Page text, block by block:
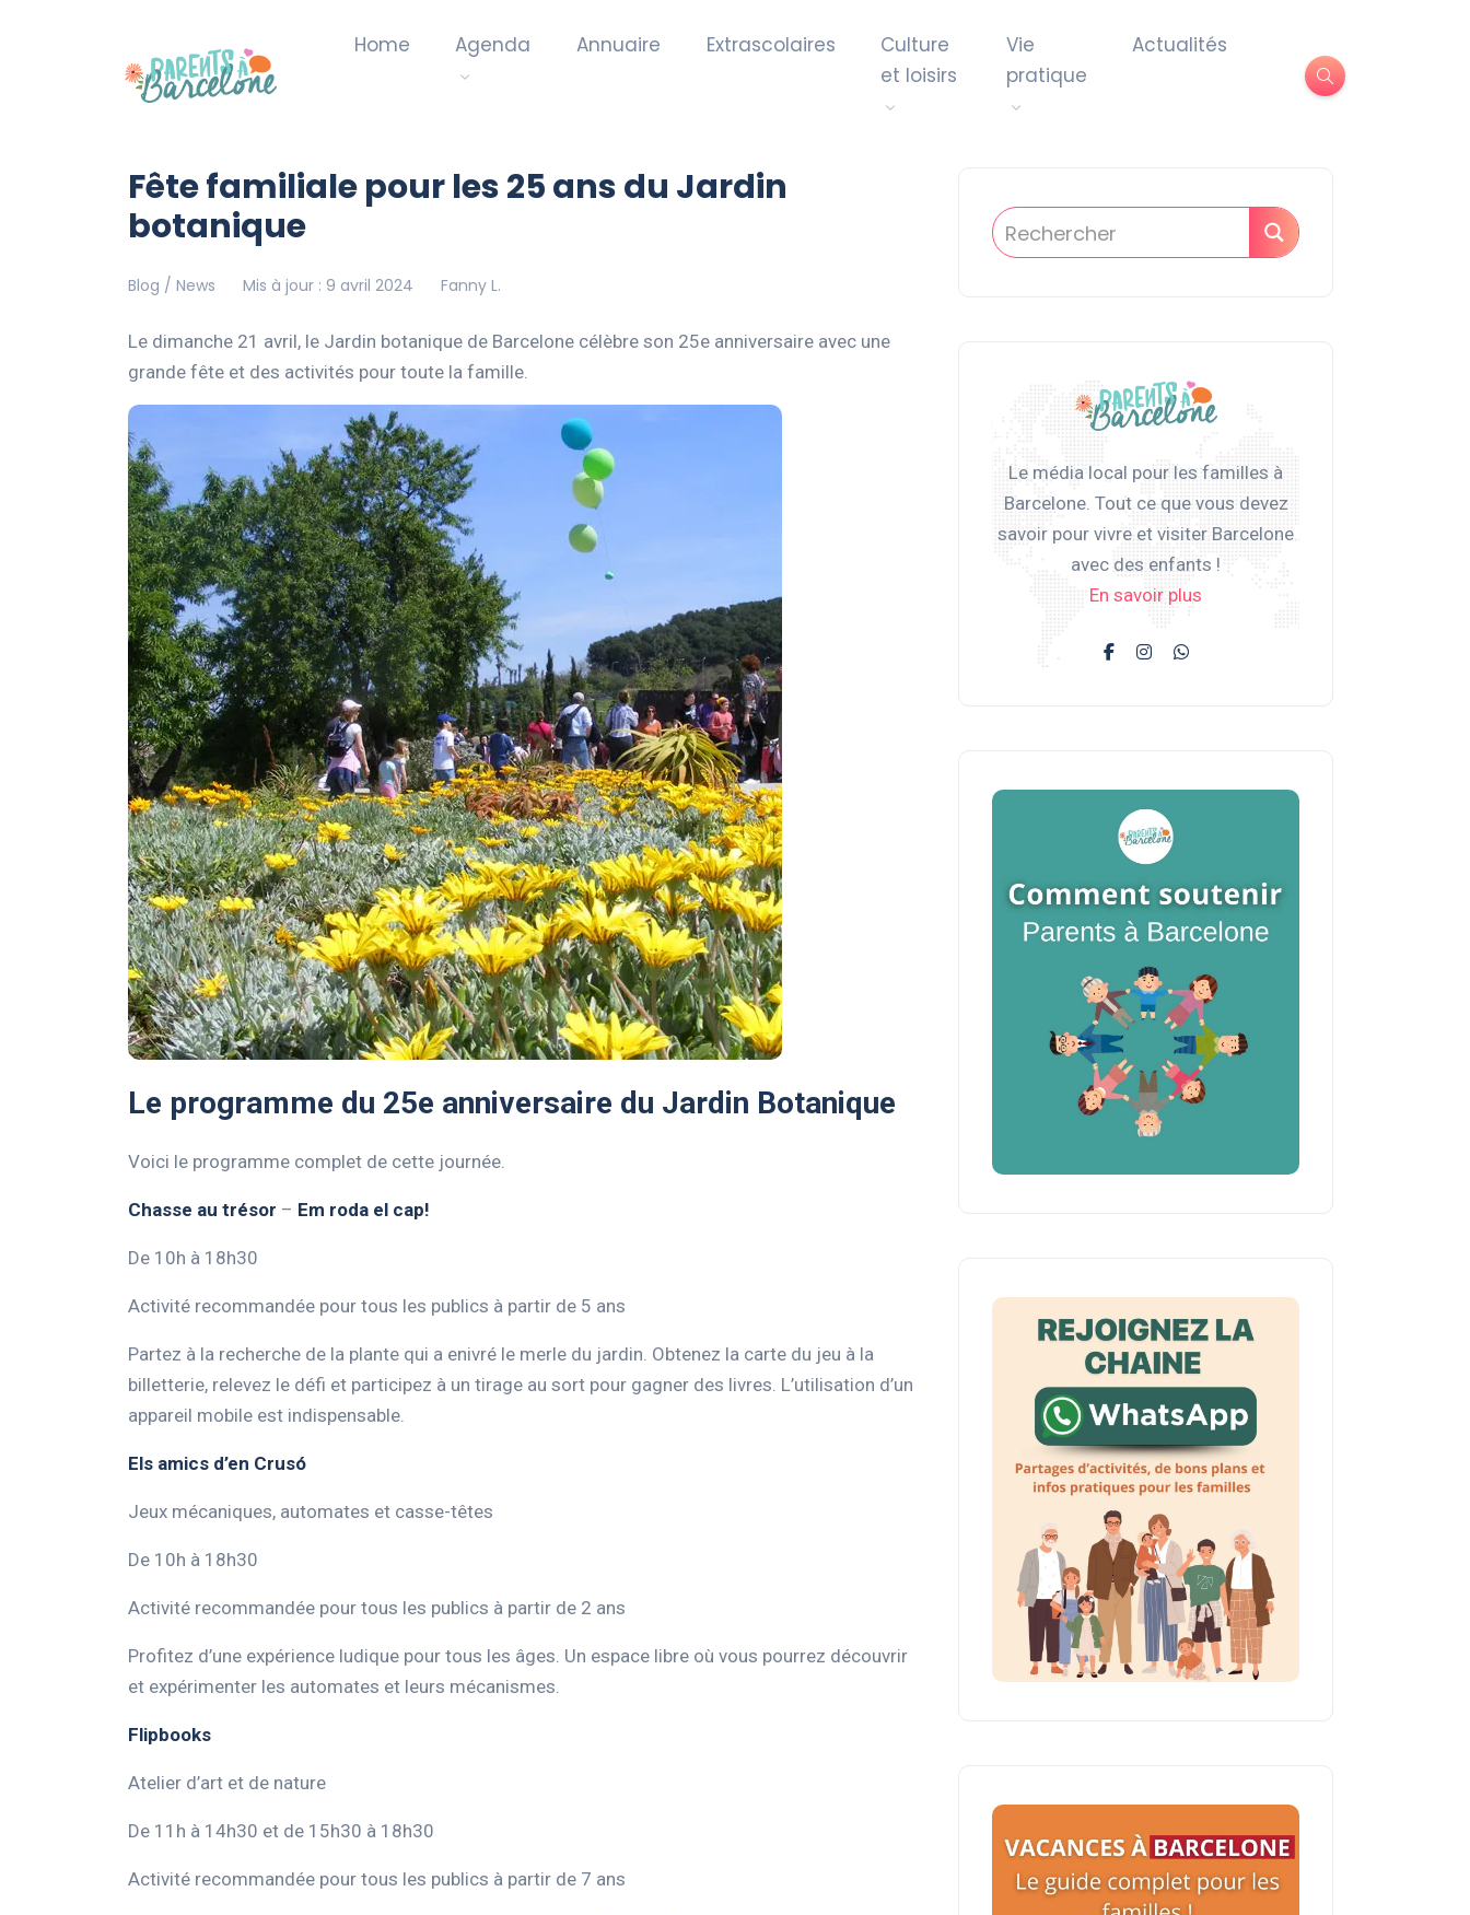
Home Agenda Annuaire Extrascolaires
Culture
et loisirs
Vie
pratique
Actualités
Fête familiale pour les 25 ans du Jardin
botanique
Blog / News Mis à jour : 9 avril 2024 Fanny L.
Le dimanche 21 avril, le Jardin botanique de Barcelone célèbre son 25e anniversaire avec une
grande fête et des activités pour toute la famille.
Le programme du 25e anniversaire du Jardin Botanique
Voici le programme complet de cette journée.
Chasse au trésor – Em roda el cap!
De 10h à 18h30
Activité recommandée pour tous les publics à partir de 5 ans
Partez à la recherche de la plante qui a enivré le merle du jardin. Obtenez la carte du jeu à la
billetterie, relevez le défi et participez à un tirage au sort pour gagner des livres. L’utilisation d’un
appareil mobile est indispensable.
Els amics d’en Crusó
Jeux mécaniques, automates et casse-têtes
De 10h à 18h30
Activité recommandée pour tous les publics à partir de 2 ans
Profitez d’une expérience ludique pour tous les âges. Un espace libre où vous pourrez découvrir
et expérimenter les automates et leurs mécanismes.
Flipbooks
Atelier d’art et de nature
De 11h à 14h30 et de 15h30 à 18h30
Activité recommandée pour tous les publics à partir de 7 ans
Le média local pour les familles à
Barcelone. Tout ce que vous devez
savoir pour vivre et visiter Barcelone
avec des enfants !
En savoir plus